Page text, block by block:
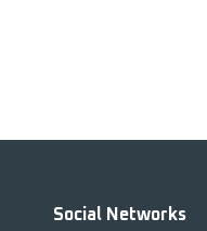
Social Networks